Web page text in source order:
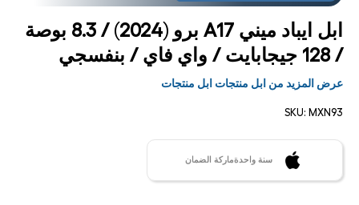
ابل ايباد ميني A17 برو (2024) / 8.3 بوصة
/ 128 جيجابايت / واي فاي / بنفسجي
عرض المزيد من ابل منتجات ابل منتجات
SKU: MXN93
سنة واحدةماركة الضمان